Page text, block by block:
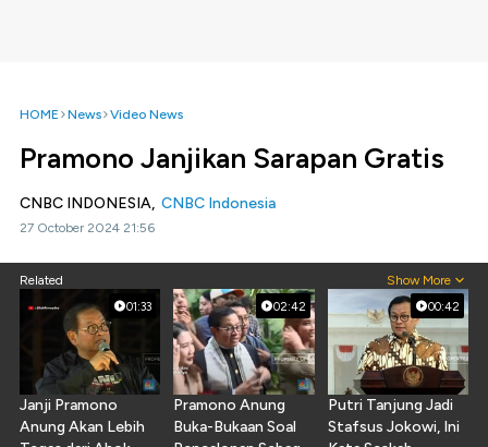
HOME News Video News
Pramono Janjikan Sarapan Gratis
CNBC INDONESIA, CNBC Indonesia
27 October 2024 21:56
Related Show More
01:33
Janji Pramono
Anung Akan Lebih
02:42
Pramono Anung
Buka-Bukaan Soal
00:42
Putri Tanjung Jadi
Stafsus Jokowi, Ini